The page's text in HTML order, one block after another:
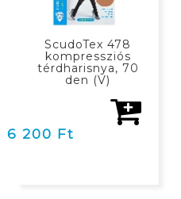
ScudoTex 478
kompressziós
térdharisnya, 70
den (V)
6 200 Ft